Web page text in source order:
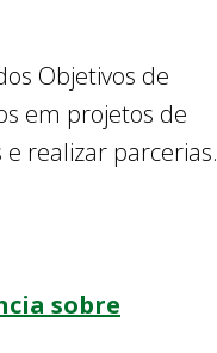
Objetivos de
em projetos de
realizar parcerias.
sobre